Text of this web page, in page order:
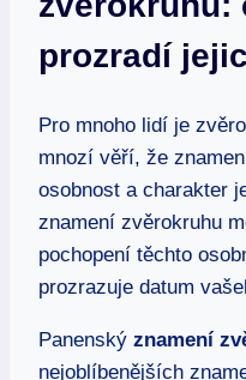
prozradí
Pro‍ mnoho lidí je
‌mnozí věří, že
osobnost a charakter
znamení zvěrokruhu
pochopení těchto
prozrazuje datum
Panenský znamení
nejoblíbenějších